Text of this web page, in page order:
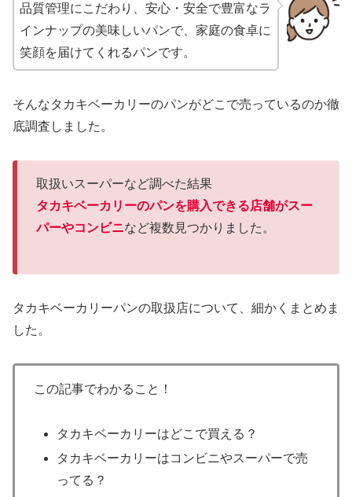
品質管理にこだわり、安心・安全で豊富なラ
インナップの美味しいパンで、家庭の食卓に
笑顔を届けてくれるパンです。
そんなタカキベーカリーのパンがどこで売っているのか徹
底調査しました。
取扱いスーパーなど調べた結果
タカキベーカリーのパンを購入できる店舗がスー
パーやコンビニなど複数見つかりました。
タカキベーカリーパンの取扱店について、細かくまとめま
した。
この記事でわかること！
タカキベーカリーはどこで買える？
タカキベーカリーはコンビニやスーパーで売
ってる？